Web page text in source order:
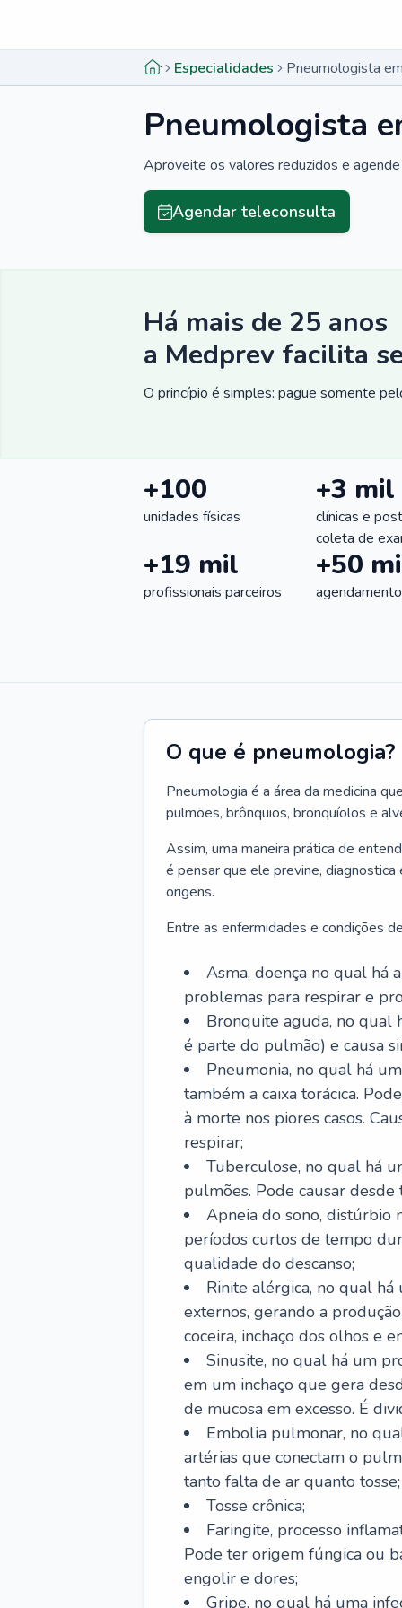
Especialidades Pneumologista
Pneumologista
Aproveite os valores reduzidos e
Agendar teleconsulta
Há mais de 25 anos
a Medprev facilita
O princípio é simples: pague somente
+100
unidades físicas
+3 mil
clínicas e
coleta de
+19 mil
profissionais parceiros
+50
O que é pneumologia?
Pneumologia é a área da medicina
pulmões, brônquios, bronquíolos e
Assim, uma maneira prática de
é pensar que ele previne,
origens.
Entre as enfermidades e condições
Asma, doença no qual há
problemas para respirar e
Bronquite aguda, no qual
é parte do pulmão) e causa
Pneumonia, no qual há
também a caixa torácica.
à morte nos piores casos.
respirar;
Tuberculose, no qual há
pulmões. Pode causar
Apneia do sono, distúrbio
períodos curtos de tempo
qualidade do descanso;
Rinite alérgica, no qual há
externos, gerando a
coceira, inchaço dos olhos e
Sinusite, no qual há um
em um inchaço que gera
de mucosa em excesso. É
Embolia pulmonar, no
artérias que conectam o
tanto falta de ar quanto tosse;
Tosse crônica;
Faringite, processo
Pode ter origem fúngica ou
engolir e dores;
Gripe, no qual há uma